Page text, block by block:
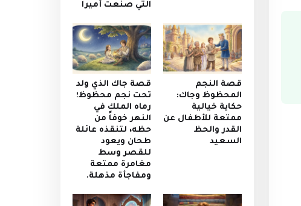
التي صنعت أميرا
قصة النجم
المحظوظ وجاك:
حكاية خيالية
ممتعة للأطفال عن
القدر والحظ
السعيد
قصة جاك الذي ولد
تحت نجم محظوظ؛
رماه الملك في
النهر خوفاً من
حظه، لتنقذه عائلة
طحان ويعود
للقصر وسط
مغامرة ممتعة
ومفاجأة مذهلة.